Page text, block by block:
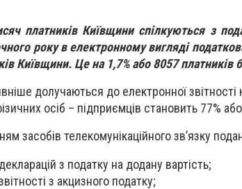
платників Київщини спілкуються з
року в електронному вигляді
Київщини. Це на 1,7% або 8057 платників
долучаються до електронної
осіб – підприємців становить 77%
засобів телекомунікаційного зв’язку
з податку на додану вартість;
з акцизного податку;